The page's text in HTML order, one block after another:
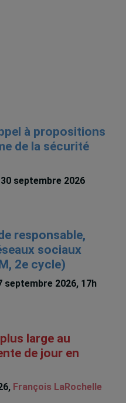
à propositions
de la sécurité
septembre 2026
responsable,
sociaux
2e cycle)
septembre 2026, 17h
large au
de jour en
François LaRochelle